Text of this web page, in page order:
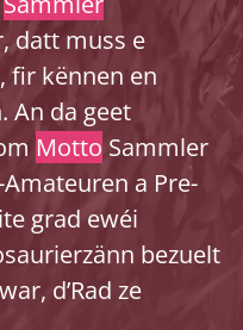
datt muss e
fir kënnen en
An da geet
Motto Sammler
a Pre-
grad ewéi
bezuelt
d’Rad ze